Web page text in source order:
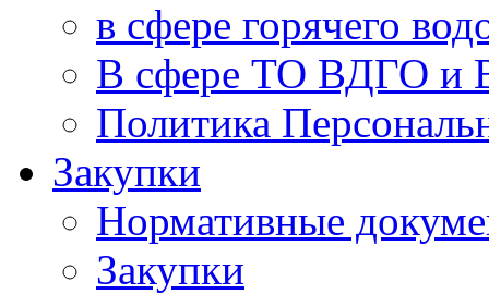
в сфере горячего
В сфере ТО ВДГО и
Политика
Закупки
Нормативные
Закупки